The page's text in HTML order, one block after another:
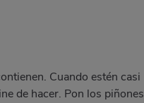
Cuando estén casi
de hacer. Pon los piñones